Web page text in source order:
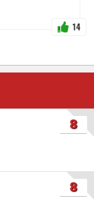
14
8
8